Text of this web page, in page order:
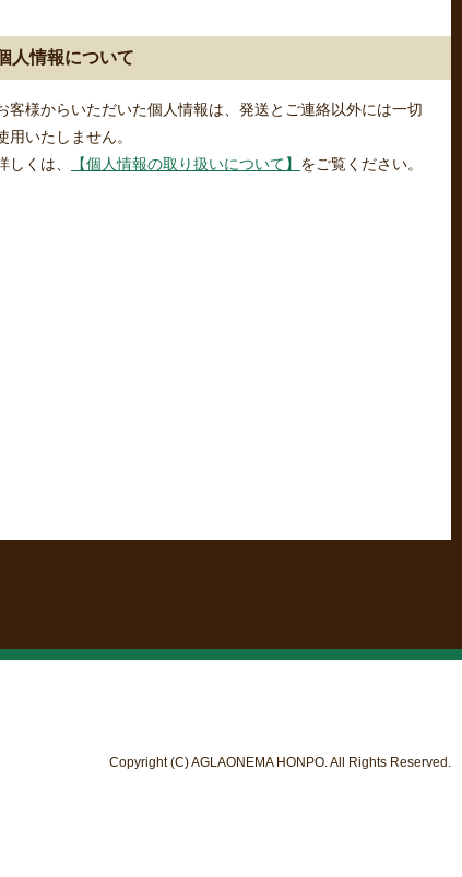
人情報について
客様からいただいた個人情報は、発送とご連絡以外には一切
用いたしません。
しくは、
【個人情報の取り扱いについて】 をご覧ください。
Copyright (C) AGLAONEMA HONPO. All Rights Reserved.